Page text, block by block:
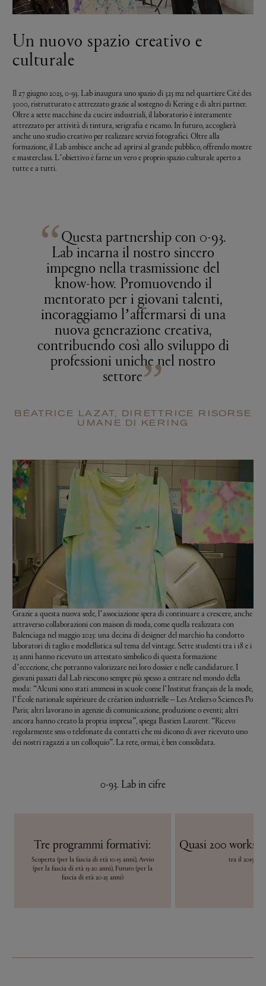
Un nuovo spazio creativo e
culturale
Il 27 giugno 2025, 0-93. Lab inaugura uno spazio di 325 m2 nel quartiere Cité des
3000, ristrutturato e attrezzato grazie al sostegno di Kering e di altri partner.
Oltre a sette macchine da cucire industriali, il laboratorio è interamente
attrezzato per attività di tintura, serigrafia e ricamo. In futuro, accoglierà
anche uno studio creativo per realizzare servizi fotografici. Oltre alla
formazione, il Lab ambisce anche ad aprirsi al grande pubblico, offrendo mostre
e masterclass. L’obiettivo è farne un vero e proprio spazio culturale aperto a
tutte e a tutti.
“Questa partnership con 0-93.
Lab incarna il nostro sincero
impegno nella trasmissione del
know-how. Promuovendo il
mentorato per i giovani talenti,
incoraggiamo l’affermarsi di una
nuova generazione creativa,
contribuendo così allo sviluppo di
professioni uniche nel nostro
settore”
BÉATRICE LAZAT, DIRETTRICE RISORSE
UMANE DI KERING
Grazie a questa nuova sede, l’associazione spera di continuare a crescere, anche
attraverso collaborazioni con maison di moda, come quella realizzata con
Balenciaga nel maggio 2025: una decina di designer del marchio ha condotto
laboratori di taglio e modellistica sul tema del vintage. Sette studenti tra i 18 e i
25 anni hanno ricevuto un attestato simbolico di questa formazione
d’eccezione, che potranno valorizzare nei loro dossier e nelle candidature. I
giovani passati dal Lab riescono sempre più spesso a entrare nel mondo della
moda: “Alcuni sono stati ammessi in scuole come l’Institut français de la mode,
l’École nationale supérieure de création industrielle – Les Ateliers o Sciences Po
Paris; altri lavorano in agenzie di comunicazione, produzione o eventi; altri
ancora hanno creato la propria impresa”, spiega Bastien Laurent. “Ricevo
regolarmente sms o telefonate da contatti che mi dicono di aver ricevuto uno
dei nostri ragazzi a un colloquio”. La rete, ormai, è ben consolidata.
0-93. Lab in cifre
Tre programmi formativi:
Scoperta (per la fascia di età 10-15 anni), Avvio
(per la fascia di età 15-20 anni), Futuro (per la
fascia di età 20-25 anni)
Quasi 200
tra il 2019 e il